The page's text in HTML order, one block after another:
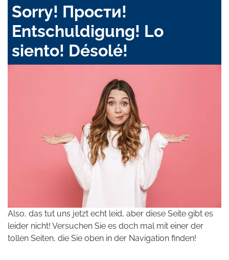
Sorry! Прости!
Entschuldigung! Lo
siento! Désolé!
Also, das tut uns jetzt echt leid, aber diese Seite gibt es
leider nicht! Versuchen Sie es doch mal mit einer der
tollen Seiten, die Sie oben in der Navigation finden!